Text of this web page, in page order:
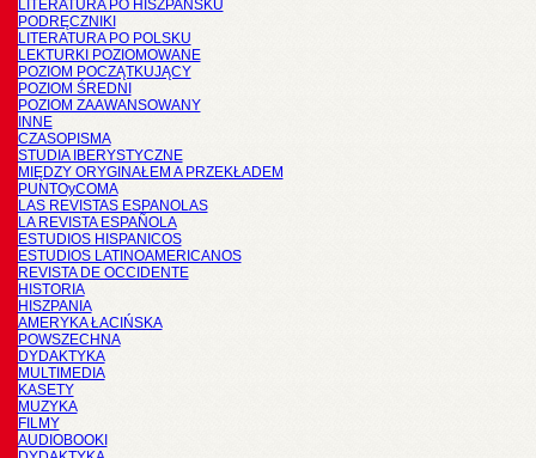
LITERATURA PO HISZPAŃSKU
PODRĘCZNIKI
LITERATURA PO POLSKU
LEKTURKI POZIOMOWANE
POZIOM POCZĄTKUJĄCY
POZIOM ŚREDNI
POZIOM ZAAWANSOWANY
INNE
CZASOPISMA
STUDIA IBERYSTYCZNE
MIĘDZY ORYGINAŁEM A PRZEKŁADEM
PUNTOyCOMA
LAS REVISTAS ESPANOLAS
LA REVISTA ESPAÑOLA
ESTUDIOS HISPANICOS
ESTUDIOS LATINOAMERICANOS
REVISTA DE OCCIDENTE
HISTORIA
HISZPANIA
AMERYKA ŁACIŃSKA
POWSZECHNA
DYDAKTYKA
MULTIMEDIA
KASETY
MUZYKA
FILMY
AUDIOBOOKI